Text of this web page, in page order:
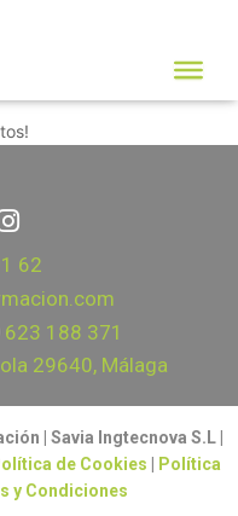
62
623 188 371
29640, Málaga
| Savia Ingtecnova S.L |
de Cookies
Política
y Condiciones